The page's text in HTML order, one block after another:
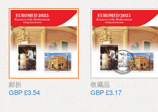
邮折
GBP £3.54
收藏品
GBP £3.17